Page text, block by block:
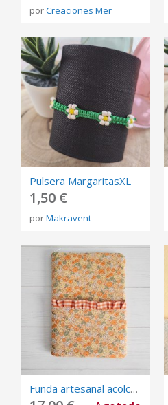
porCreaciones Mer
Pulsera MargaritasXL
1,50 €
porMakravent
Funda artesanal acolchada para libro, eReader, para el día a día hecho a mano